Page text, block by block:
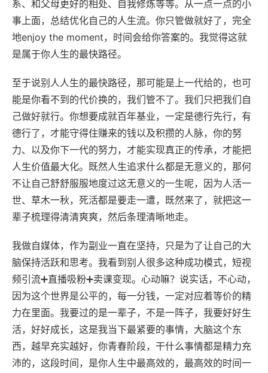
系、和父母更好的相处、自我修炼等等。从一点一点的小
事上面，总结优化自己的人生流。你只管做就好了，完全
地enjoy the moment，时间会给你答案的。我觉得这就
是属于你人生的最快路径。
至于说别人人生的最快路径，那可能是上一代给的，也可
能是你看不到的代价换的，我们管不了。我们只把我们自
己做好就行。你想要成就百年基业，一定是德行先行，有
德行了，才能守得住赚来的钱以及积攒的人脉，你的努
力、以及你下一代的努力，才能实现真正的传承，才能把
人生价值最大化。既然人生追求什么都是无意义的，那何
不让自己舒舒服服地度过这无意义的一生呢，因为人活一
世、草木一秋，死活都是要走一遭，既然来了，就把这一
辈子梳理得清清爽爽，然后条理清晰地走。
我做自媒体，作为副业一直在坚持，只是为了让自己的大
脑保持活跃和思考。我看到别人很多这种成功模式，短视
频引流➕直播吸粉➕卖课变现。心动嘛？说实话，不心动，
因为这个世界是公平的，每一分钱，一定对应着等价的精
力在里面。我要过的是一辈子，不是一阵子，我要好好生
活，好好成长，这是我当下最紧要的事情，大脑这个东
西，越早充实越好，你青春阶段，干什么事情都是精力充
沛的，这段时间，是你人生中最高效的，最高效的时间一